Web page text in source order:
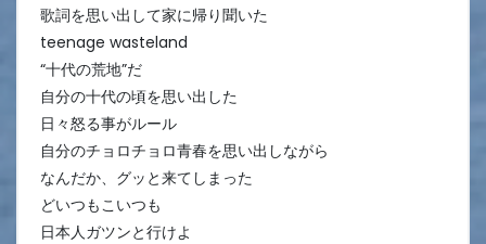
歌詞を思い出して家に帰り聞いた
teenage wasteland
“十代の荒地”だ
自分の十代の頃を思い出した
日々怒る事がルール
自分のチョロチョロ青春を思い出しながら
なんだか、グッと来てしまった
どいつもこいつも
日本人ガツンと行けよ